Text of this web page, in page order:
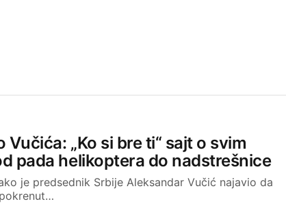
Vučića: „Ko si bre ti“ sajt o svim
pada helikoptera do nadstrešnice
je predsednik Srbije Aleksandar Vučić najavio da